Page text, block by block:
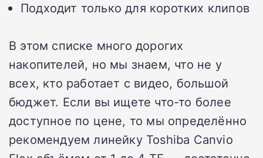
Подходит только для коротких клипов
В этом списке много дорогих
накопителей, но мы знаем, что не у
всех, кто работает с видео, большой
бюджет. Если вы ищете что-то более
доступное по цене, то мы определённо
рекомендуем линейку Toshiba Canvio